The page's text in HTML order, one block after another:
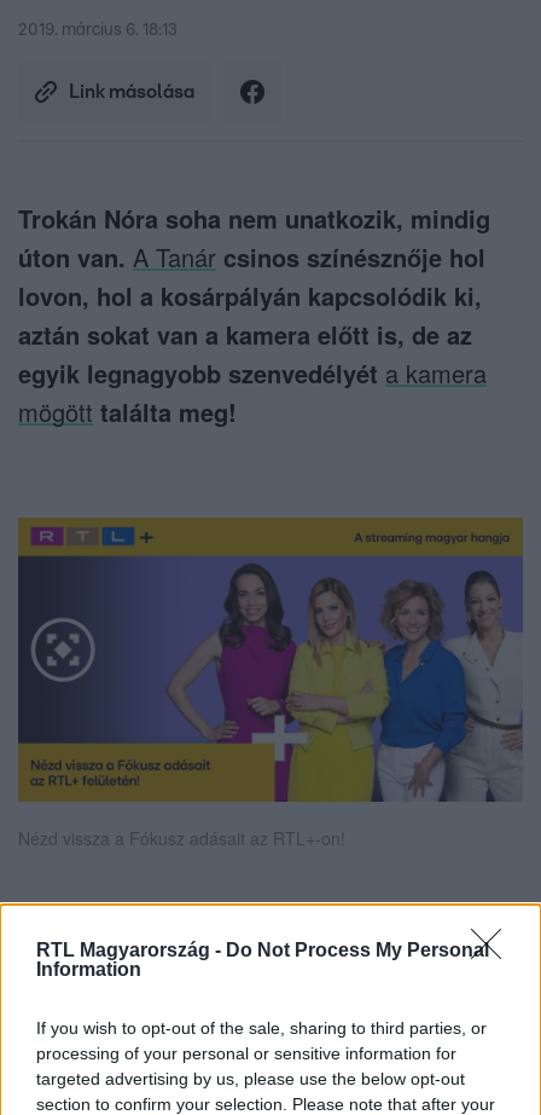
RTL Magyarország - Do Not Process My Personal
Information
If you wish to opt-out of the sale, sharing to third parties, or
processing of your personal or sensitive information for
targeted advertising by us, please use the below opt-out
section to confirm your selection. Please note that after your
2019. március 6. 18:13
Link másolása
Trokán Nóra soha nem unatkozik, mindig
úton van. A Tanár csinos színésznője hol
lovon, hol a kosárpályán kapcsolódik ki,
aztán sokat van a kamera előtt is, de az
egyik legnagyobb szenvedélyét a kamera
mögött találta meg!
Nézd vissza a Fókusz adásait az RTL+-on!
Itt állítsd be, hogy az RTL.hu az elsők között
legyen a Google-találatokban!